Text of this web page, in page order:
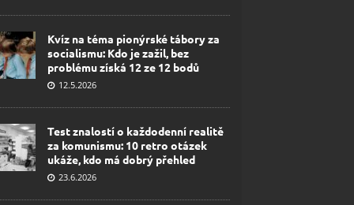
Kvíz na téma pionýrské tábory za
socialismu: Kdo je zažil, bez
problému získá 12 ze 12 bodů
12.5.2026
Test znalostí o každodenní realitě
za komunismu: 10 retro otázek
ukáže, kdo má dobrý přehled
23.6.2026